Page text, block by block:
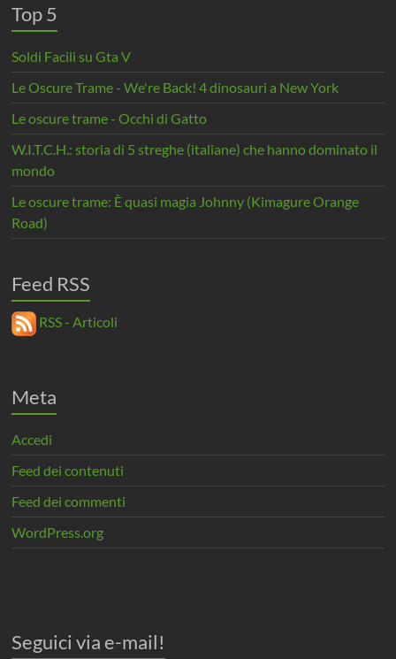
Top 5
Soldi Facili su Gta V
Le Oscure Trame - We're Back! 4 dinosauri a New York
Le oscure trame - Occhi di Gatto
W.I.T.C.H.: storia di 5 streghe (italiane) che hanno dominato il
mondo
Le oscure trame: È quasi magia Johnny (Kimagure Orange
Road)
Feed RSS
RSS - Articoli
Meta
Accedi
Feed dei contenuti
Feed dei commenti
WordPress.org
Seguici via e-mail!